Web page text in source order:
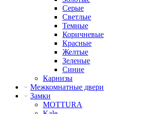
Серые
Светлые
Темные
Коричневые
Красные
Желтые
Зеленые
Синие
Карнизы
Межкомнатные двери
Замки
MOTTURA